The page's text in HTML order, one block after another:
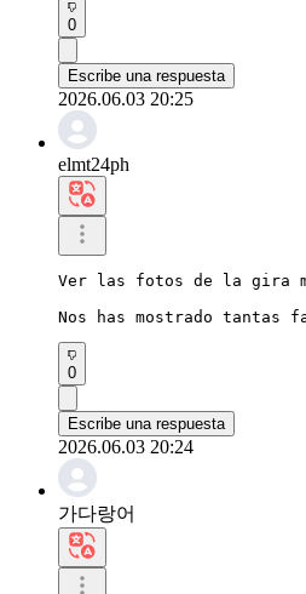
0
Escribe una respuesta
2026.06.03 20:25
elmt24ph
Ver las fotos de la gira
Nos has mostrado tantas
0
Escribe una respuesta
2026.06.03 20:24
가다랑어